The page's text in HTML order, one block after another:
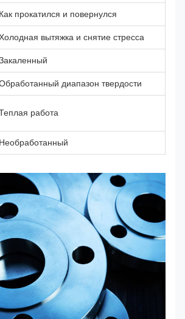
Как прокатился и повернулся
вытяжка и снятие стресса
диапазон твердости
работа
Необработанный